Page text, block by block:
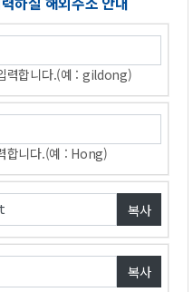
력합니다.(예:gildong)
합니다.(예:Hong)
복사
복사